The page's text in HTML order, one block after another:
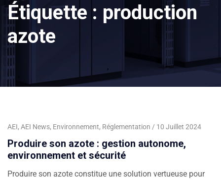
Étiquette : production
azote
AEI, AEI News, Environnement, Réglementation 10 Juillet 2024
Produire son azote : gestion autonome,
environnement et sécurité
Produire son azote constitue une solution vertueuse pour